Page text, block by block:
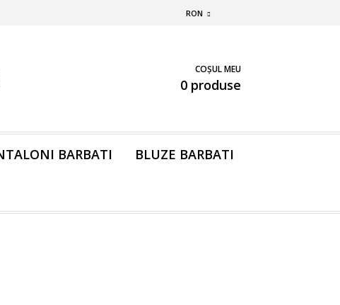
RON
COȘUL MEU
0 produse
BARBATI BLUZE BARBATI